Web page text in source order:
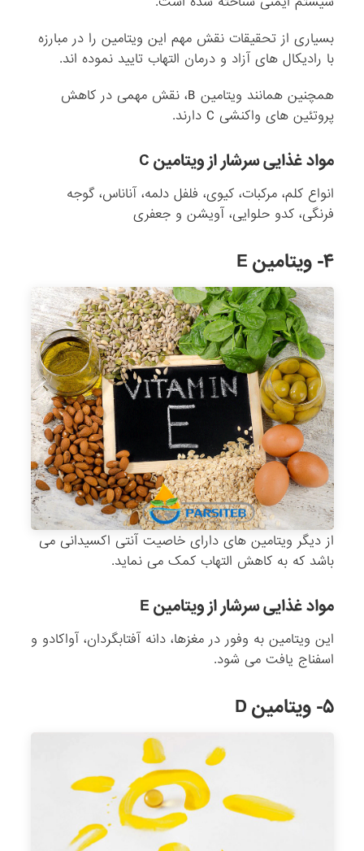
بسیاری از تحقیقات نقش مهم این ویتامین را در مبارزه
با رادیکال های آزاد و درمان التهاب تایید نموده اند.
همچنین همانند ویتامین B، نقش مهمی در کاهش
پروتئین های واکنشی C دارند.
مواد غذایی سرشار از ویتامین C
انواع کلم، مرکبات، کیوی، فلفل دلمه، آناناس، گوجه
فرنگی، کدو حلوایی، آویشن و جعفری
۴- ویتامین E
از دیگر ویتامین های دارای خاصیت آنتی اکسیدانی می
باشد که به کاهش التهاب کمک می نماید.
مواد غذایی سرشار از ویتامین E
این ویتامین به وفور در مغزها، دانه آفتابگردان، آواکادو و
اسفناج یافت می شود.
۵- ویتامین D